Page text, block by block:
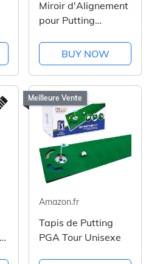
Miroir d'Alignement
pour Putting
BUY NOW
Meilleure Vente
Amazon.fr
Tapis de Putting
PGA Tour Unisexe